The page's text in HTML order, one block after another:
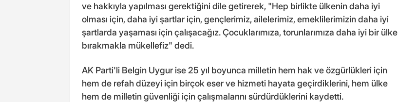
ve hakkıyla yapılması gerektiğini dile getirerek, "Hep birlikte ülkenin daha iyi
olması için, daha iyi şartlar için, gençlerimiz, ailelerimiz, emeklilerimizin daha iyi
şartlarda yaşaması için çalışacağız. Çocuklarımıza, torunlarımıza daha iyi bir ülke
bırakmakla mükellefiz" dedi.
AK Parti'li Belgin Uygur ise 25 yıl boyunca milletin hem hak ve özgürlükleri için
hem de refah düzeyi için birçok eser ve hizmeti hayata geçirdiklerini, hem ülke
hem de milletin güvenliği için çalışmalarını sürdürdüklerini kaydetti.